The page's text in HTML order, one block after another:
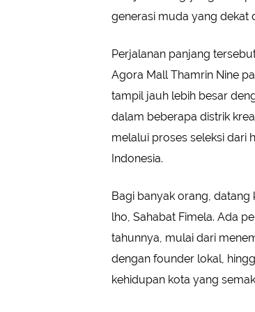
generasi muda yang dekat
Perjalanan panjang
Agora Mall Thamrin Nine
tampil jauh lebih besar
dalam beberapa distrik
melalui proses seleksi dari
Indonesia.
Bagi banyak orang, datang
lho, Sahabat Fimela. Ada
tahunnya, mulai dari
dengan founder lokal,
kehidupan kota yang